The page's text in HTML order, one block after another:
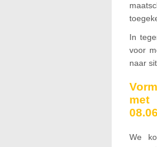
In
voor
naar
met
We